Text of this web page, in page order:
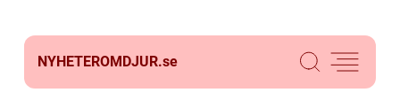
NYHETEROMDJUR.se